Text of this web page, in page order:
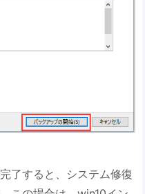
了すると、システム修復